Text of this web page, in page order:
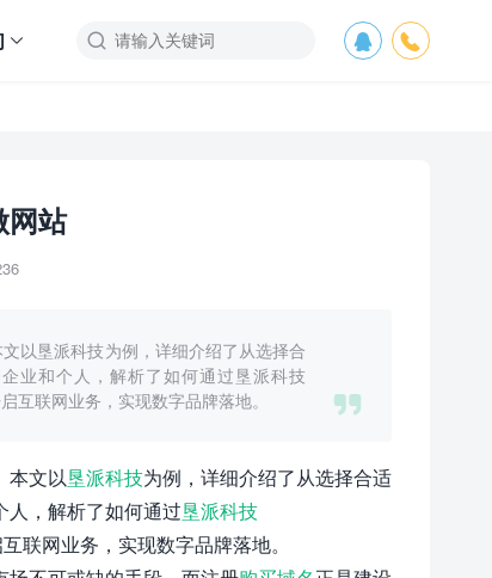
 

网站

以垦派科技为例，详细介绍了从选择合
业和个人，解析了如何通过垦派科技
互联网业务，实现数字品牌落地。
本文以垦派科技为例，详细介绍了从选择合适
人，解析了如何通过垦派科技
联网业务，实现数字品牌落地。